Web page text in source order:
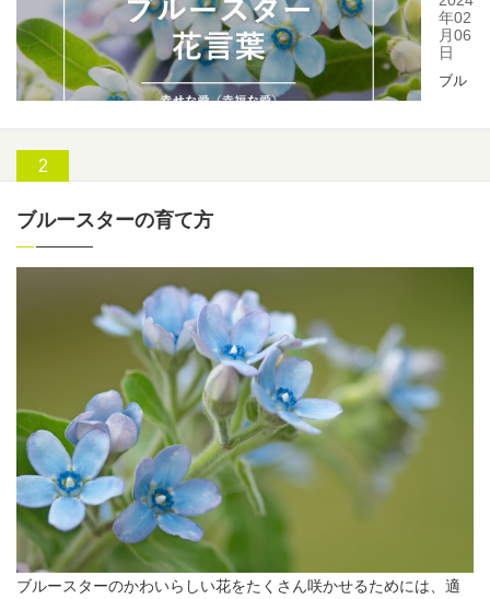
ブルースターの育て方
ブルースターのかわいらしい花をたくさん咲かせるためには、適